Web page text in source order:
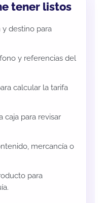
tener listos
destino para
y referencias del
calcular la tarifa
caja para revisar
mercancía o
para